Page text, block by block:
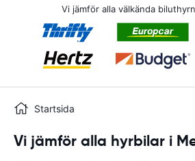
Vi jämför alla välkända
Startsida
Vi jämför alla hyrbilar i